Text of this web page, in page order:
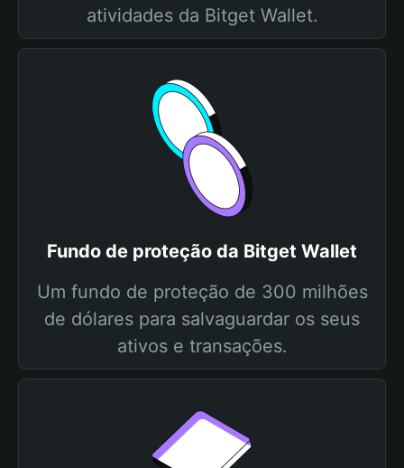
atividades da Bitget Wallet.
Fundo de proteção da Bitget Wallet
Um fundo de proteção de 300 milhões
de dólares para salvaguardar os seus
ativos e transações.